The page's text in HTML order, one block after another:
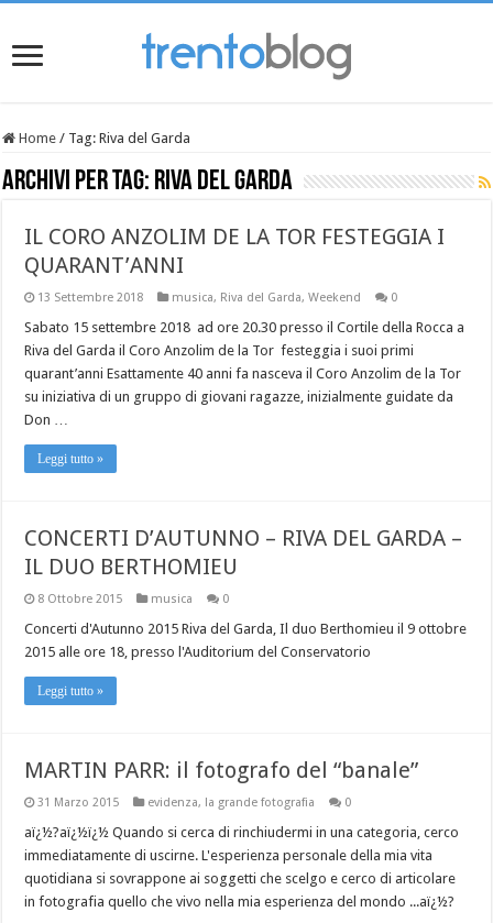
Home / Tag:Riva del Garda
Archivi per tag: Riva del Garda
IL CORO ANZOLIM DE LA TOR FESTEGGIA I
QUARANT’ANNI
13 Settembre 2018 musica, Riva del Garda,Weekend 0
Sabato 15 settembre 2018 ad ore 20.30 presso il Cortile della Rocca a
Riva del Garda il Coro Anzolim de la Tor festeggia i suoi primi
quarant’anni Esattamente 40 anni fa nasceva il Coro Anzolim de la Tor
su iniziativa di un gruppo di giovani ragazze, inizialmente guidate da
Don …
Leggi tutto »
CONCERTI D’AUTUNNO – RIVA DEL GARDA –
IL DUO BERTHOMIEU
8 Ottobre 2015 musica 0
Concerti d'Autunno 2015 Riva del Garda, Il duo Berthomieu il 9 ottobre
2015 alle ore 18, presso l'Auditorium del Conservatorio
Leggi tutto »
MARTIN PARR: il fotografo del “banale”
31 Marzo 2015 evidenza, la grande fotografia 0
aï¿½?aï¿½ï¿½ Quando si cerca di rinchiudermi in una categoria, cerco
immediatamente di uscirne. L'esperienza personale della mia vita
quotidiana si sovrappone ai soggetti che scelgo e cerco di articolare
in fotografia quello che vivo nella mia esperienza del mondo ...aï¿½?